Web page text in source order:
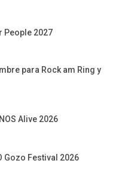
People 2027
para Rock am Ring y
Alive 2026
Gozo Festival 2026